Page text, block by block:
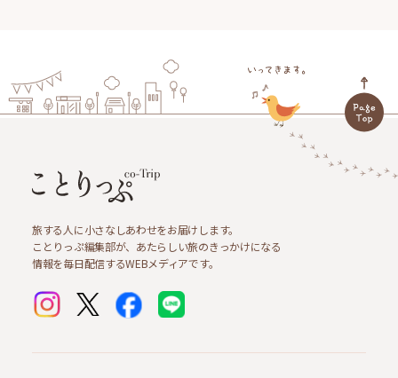
旅する人に小さなしあわせをお届けします。
ことりっぷ編集部が、あたらしい旅のきっかけになる
情報を毎日配信するWEBメディアです。